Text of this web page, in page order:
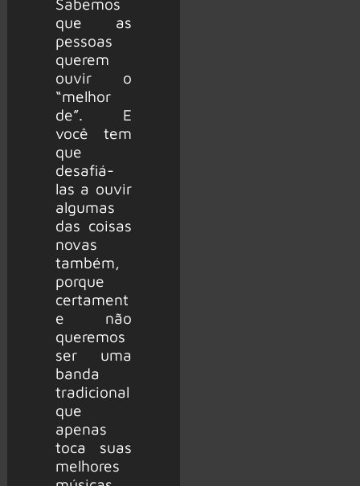
que as
pessoas
querem
ouvir o
“melhor
de”. E
você tem
que
desafiá-
las a ouvir
algumas
das coisas
novas
também,
porque
certament
e não
queremos
ser uma
banda
tradicional
que
apenas
toca suas
melhores